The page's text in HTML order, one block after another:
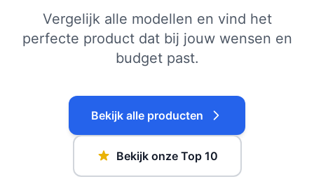
Vergelijk alle modellen en vind het
perfecte product dat bij jouw wensen en
budget past.
Bekijk alle producten
Bekijk onze Top 10